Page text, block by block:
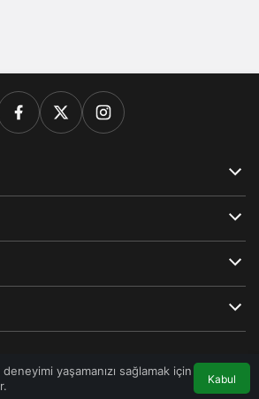
yaşamanızı sağlamak için
Kabul
Hakları Saklıdır